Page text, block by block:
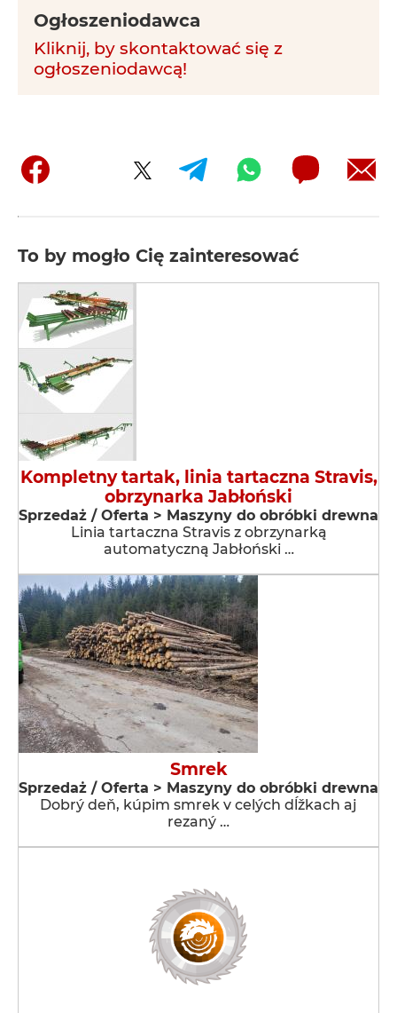
Ogłoszeniodawca
Kliknij, by skontaktować się z
ogłoszeniodawcą!
To by mogło Cię zainteresować
Kompletny tartak, linia tartaczna Stravis,
obrzynarka Jabłoński
Sprzedaż / Oferta > Maszyny do obróbki drewna
Linia tartaczna Stravis z obrzynarką
automatyczną Jabłoński …
Smrek
Sprzedaż / Oferta > Maszyny do obróbki drewna
Dobrý deň, kúpim smrek v celých dĺžkach aj
rezaný …